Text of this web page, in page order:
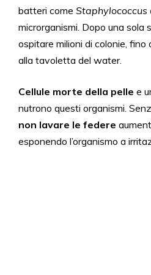
batteri come Staphylococcus
microrganismi. Dopo una sola
ospitare milioni di colonie,
alla tavoletta del water.
Cellule morte della pelle e
nutrono questi organismi.
non lavare le federe
esponendo l’organismo a